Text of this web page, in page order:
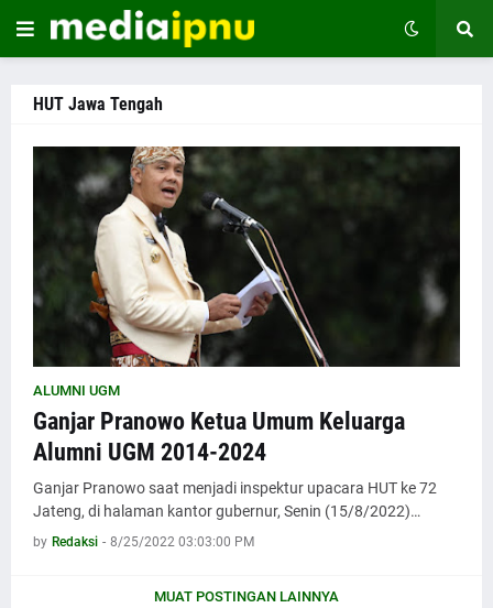
HUT Jawa Tengah
ALUMNI UGM
Ganjar Pranowo Ketua Umum Keluarga
Alumni UGM 2014-2024
Ganjar Pranowo saat menjadi inspektur upacara HUT ke 72
Jateng, di halaman kantor gubernur, Senin (15/8/2022)…
by Redaksi - 8/25/2022 03:03:00 PM
MUAT POSTINGAN LAINNYA